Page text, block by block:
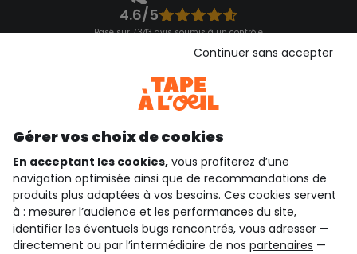
4.6/5
Basé sur 7 343 avis soumis à un contrôle
Consulter les CGU
qui sommes-nous ?
besoin d'aide ?
Gérer vos choix de cookies
En acceptant les cookies, vous profiterez d’une
navigation optimisée ainsi que de recommandations de
produits plus adaptées à vos besoins. Ces cookies servent
à : mesurer l’audience et les performances du site,
identifier les éventuels bugs rencontrés, vous adresser —
directement ou par l’intermédiaire de nos partenaires —
Continuer sans accepter